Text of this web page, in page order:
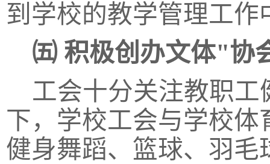
到学校的教学管理工作
㈤ 积极创办文体"协
工会十分关注教职
下，学校工会与学校
健身舞蹈、篮球、羽